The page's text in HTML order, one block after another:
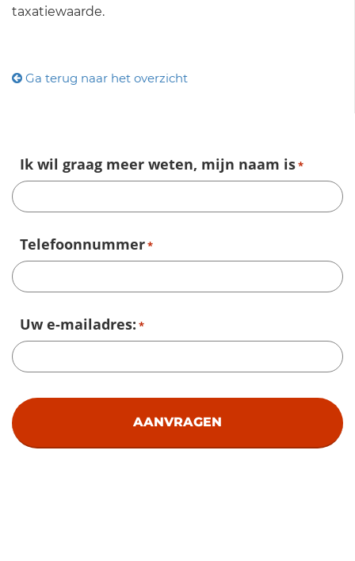
taxatiewaarde.
Ga terug naar het overzicht
Ik wil graag meer weten, mijn naam is*
Telefoonnummer*
Uw e-mailadres: *